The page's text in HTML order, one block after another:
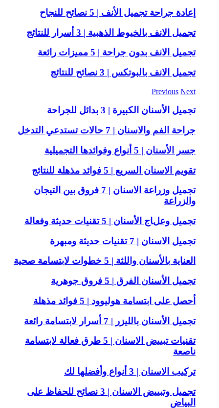
إعادة جراحة تجميل الأنف | 5 نصائح للنجاح
تجميل الانف بالخيوط الذهبية | 3 أسرار للنتائج
تجميل الانف بدون جراحة | 5 مميزات رائعة
تجميل الانف بالبوتكس | 3 نصائح للنتائج
Previous Next
تجميل الأسنان الكبيرة | 3 بدائل للجراحة
جراحة الفم والاسنان | 7 حالات تستدعي التدخل
جسر الأسنان | 5 أنواع وفوائدها التجميلية
تقويم الاسنان السريع | 5 فوائد مذهلة للنتائج
تجميل وزراعة الاسنان | 7 فروق بين التيجان
والزراعة
تجميل وعلاج الأسنان | 5 تقنيات حديثة وفعالة
تجميل الاسنان | 7 تقنيات حديثة ومبهرة
العناية بالأسنان واللثة | 5 خطوات لابتسامة صحية
تجميل الأسنان الفرق | 5 فروق جوهرية
أحصل على ابتسامة هوليوود | 5 فوائد مذهلة
تجميل الأسنان بالليزر | 7 أسرار لابتسامة رائعة
تقنيات تبييض الاسنان | 5 طرق فعالة لابتسامة
ناصعة
تركيب الاسنان | 3 أنواع وأفضلها لك
تجميل وتبييض الاسنان | 3 نصائح للحفاظ على
البياض